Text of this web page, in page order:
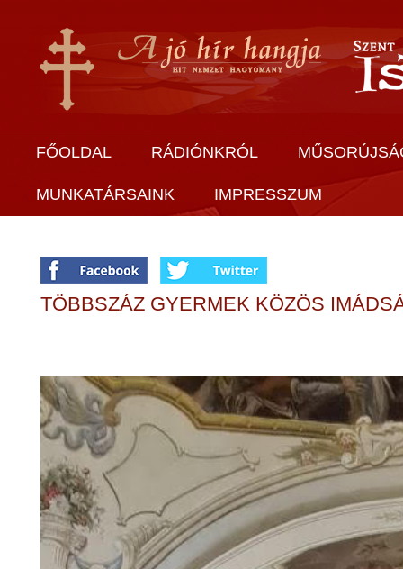
FŐOLDAL RÁDIÓNKRÓL
MUNKATÁRSAINK IMPRESSZUM
TÖBBSZÁZ GYERMEK KÖZÖS